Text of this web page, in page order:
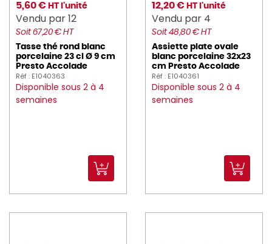
5,60 € HT l'unité
Vendu par 12
Soit 67,20 € HT
Tasse thé rond blanc
porcelaine 23 cl Ø 9 cm
Presto Accolade
Réf : E1040363
Disponible sous 2 à 4
semaines
12,20 € HT l'unité
Vendu par 4
Soit 48,80 € HT
Assiette plate ovale
blanc porcelaine 32x23
cm Presto Accolade
Réf : E1040361
Disponible sous 2 à 4
semaines